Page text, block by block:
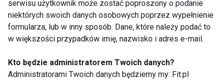
powinien przynieść ustabilizowanie się rynku i
niewielkie wzrosty ilości sprzedanych opakowań jak
i wartości sprzedaży. Co ciekawe prognozuje się, że
cena pojedynczego opakowania będzie nadal maleć.
Monitor Zdrowia OSOZ to raport wydawany przez
serwisu użytkownik może zostać poproszony o podanie
niektórych swoich danych osobowych poprzez wypełnienie
formularza, lub w inny sposób. Dane, które należy podać to
w większości przypadków imię, nazwisko i adres e-mail.
Kto będzie administratorem Twoich danych?
Administratorami Twoich danych będziemy my: Fit.pl